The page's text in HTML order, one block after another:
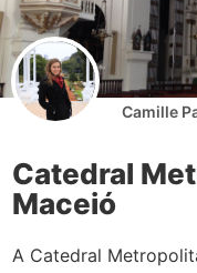
Camille
Catedral
Maceió
A Catedral